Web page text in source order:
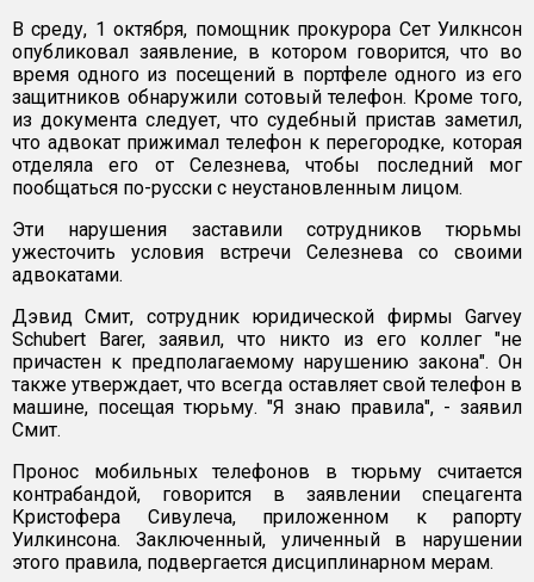
В среду, 1 октября, помощник прокурора Сет Уилкнсон
опубликовал заявление, в котором говорится, что во
время одного из посещений в портфеле одного из его
защитников обнаружили сотовый телефон. Кроме того,
из документа следует, что судебный пристав заметил,
что адвокат прижимал телефон к перегородке, которая
отделяла его от Селезнева, чтобы последний мог
пообщаться по-русски с неустановленным лицом.
Эти нарушения заставили сотрудников тюрьмы
ужесточить условия встречи Селезнева со своими
адвокатами.
Дэвид Смит, сотрудник юридической фирмы Garvey
Schubert Barer, заявил, что никто из его коллег "не
причастен к предполагаемому нарушению закона". Он
также утверждает, что всегда оставляет свой телефон в
машине, посещая тюрьму. "Я знаю правила", - заявил
Смит.
Пронос мобильных телефонов в тюрьму считается
контрабандой, говорится в заявлении спецагента
Кристофера Сивулеча, приложенном к рапорту
Уилкинсона. Заключенный, уличенный в нарушении
этого правила, подвергается дисциплинарном мерам.